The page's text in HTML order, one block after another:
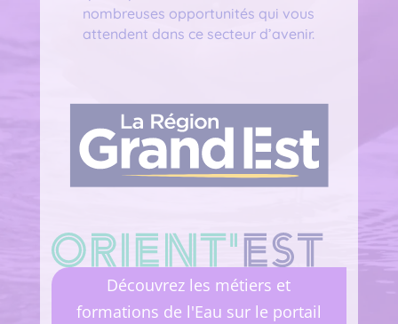
nombreuses opportunités qui vous
attendent dans ce secteur d’avenir.
Découvrez les métiers et
formations de l'Eau sur le portail